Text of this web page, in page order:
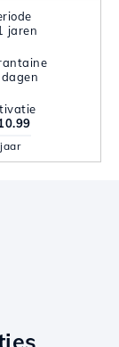
jaren
jaar